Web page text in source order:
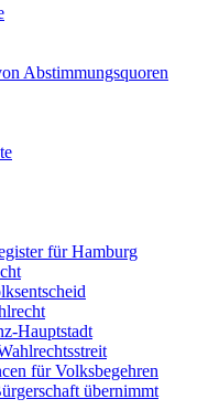
Abstimmungsquoren
für Hamburg
Hauptstadt
für Volksbegehren
übernimmt